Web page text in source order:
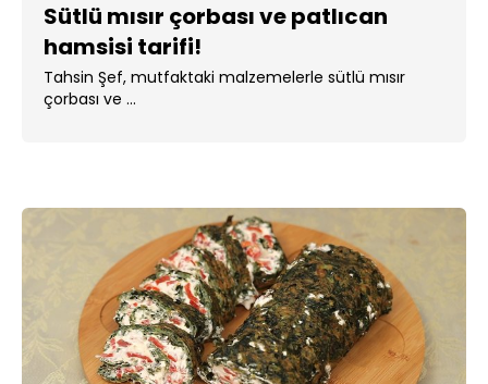
Sütlü mısır çorbası ve patlıcan
hamsisi tarifi!
Tahsin Şef, mutfaktaki malzemelerle sütlü mısır
çorbası ve ...